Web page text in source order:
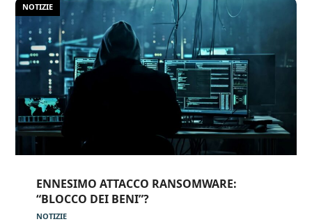
NOTIZIE
ENNESIMO ATTACCO RANSOMWARE:
“BLOCCO DEI BENI”?
NOTIZIE